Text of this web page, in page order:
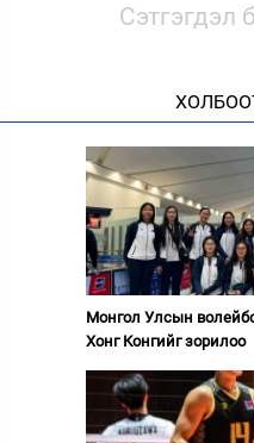
Сэтгэгдэл
Монгол Улсын
Хонг Конгийг зорилоо